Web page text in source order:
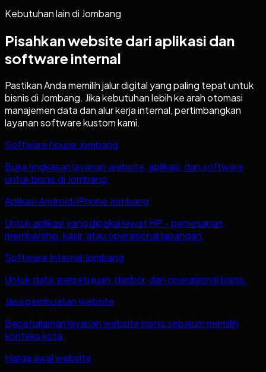
Kebutuhan lain di Jombang
Pisahkan website dari aplikasi dan
software internal
Pastikan Anda memilih jalur digital yang paling tepat untuk
bisnis di Jombang. Jika kebutuhan lebih ke arah otomasi
manajemen data dan alur kerja internal, pertimbangkan
layanan software kustom kami.
Software house Jombang
Buka ringkasan layanan website, aplikasi, dan software
untuk bisnis di Jombang.
Aplikasi Android/iPhone Jombang
Untuk aplikasi yang dipakai lewat HP - pemesanan,
membership, kasir, atau operasional lapangan.
Software Internal Jombang
Untuk data, persetujuan, dasbor, dan operasional bisnis.
Jasa pembuatan website
Baca halaman layanan website bisnis sebelum memilih
konteks kota.
Harga awal website